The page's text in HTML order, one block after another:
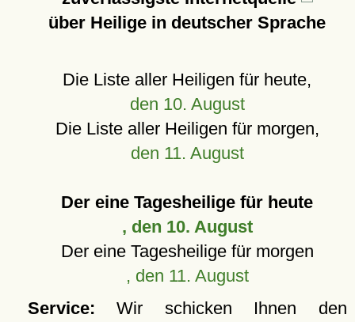
über Heilige in deutscher Sprache
Die Liste aller Heiligen für heute,
den 10. August
Die Liste aller Heiligen für morgen,
den 11. August
Der eine Tagesheilige für heute
, den 10. August
Der eine Tagesheilige für morgen
, den 11. August
Service: Wir schicken Ihnen den